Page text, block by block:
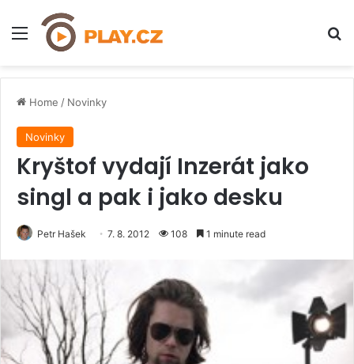
Menu
Home / Novinky
Novinky
Kryštof vydají Inzerát jako
singl a pak i jako desku
Petr Hašek 7. 8. 2012 108 1 minute read